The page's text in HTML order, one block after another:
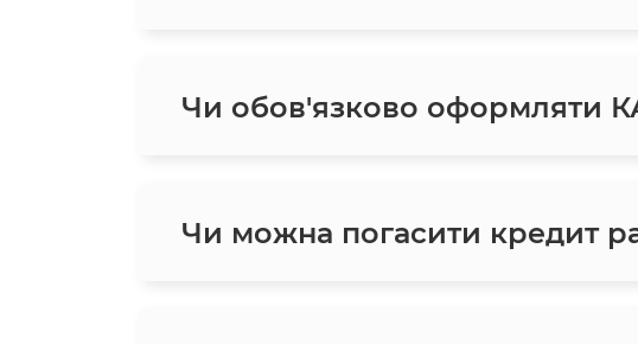
Чи обов'язково оформляти
Чи можна погасити кредит